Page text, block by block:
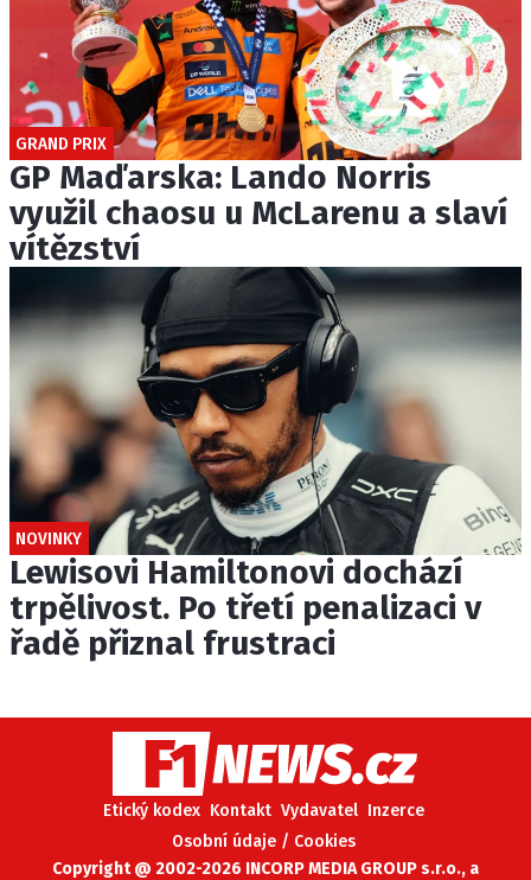
GRAND PRIX
GP Maďarska: Lando Norris
využil chaosu u McLarenu a slaví
vítězství
NOVINKY
Lewisovi Hamiltonovi dochází
trpělivost. Po třetí penalizaci v
řadě přiznal frustraci
Etický kodex Kontakt Vydavatel Inzerce
Osobní údaje / Cookies
Copyright @ 2002-2026 INCORP MEDIA GROUP s.r.o., a